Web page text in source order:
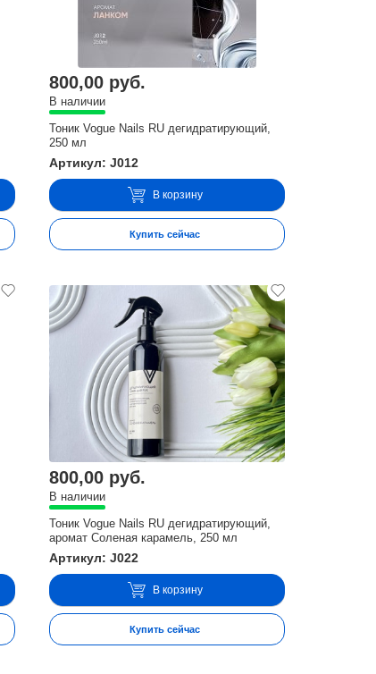
800,00 руб.
В наличии
Тоник Vogue Nails RU дегидратирующий,
250 мл
Артикул: J012
В корзину
Купить сейчас
800,00 руб.
В наличии
Тоник Vogue Nails RU дегидратирующий,
аромат Соленая карамель, 250 мл
Артикул: J022
В корзину
Купить сейчас